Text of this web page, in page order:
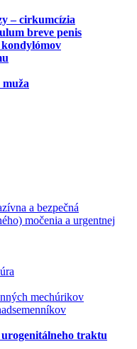
– cirkumcízia
breve penis
a bezpečná
močenia a urgentnej
mechúrikov
traktu